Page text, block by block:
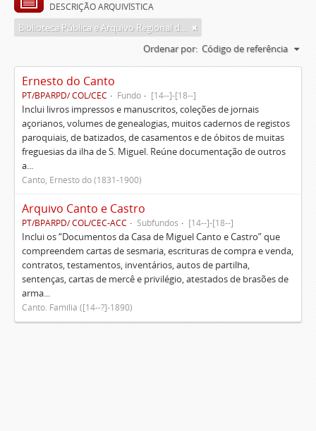
DESCRIÇÃO ARQUIVÍSTICA
Biblioteca Pública e Arquivo Regional de Ponta Delgada
Ordenar por: Código de referência
Ernesto do Canto
PT/BPARPD/ COL/CEC Fundo [14--]-[18--]
Inclui livros impressos e manuscritos, coleções de jornais
açorianos, volumes de genealogias, muitos cadernos de registos
paroquiais, de batizados, de casamentos e de óbitos de muitas
freguesias da ilha de S. Miguel. Reúne documentação de outros
a...
Canto, Ernesto do (1831-1900)
Arquivo Canto e Castro
PT/BPARPD/ COL/CEC-ACC Subfundos [14--]-[18--]
Inclui os “Documentos da Casa de Miguel Canto e Castro” que
compreendem cartas de sesmaria, escrituras de compra e venda,
contratos, testamentos, inventários, autos de partilha,
sentenças, cartas de mercê e privilégio, atestados de brasões de
arma...
Canto. Família ([14--?]-1890)